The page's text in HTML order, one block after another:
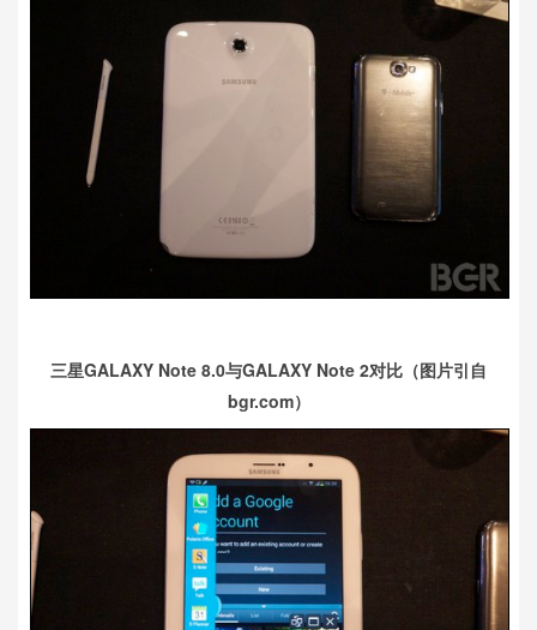
三星GALAXY Note 8.0与GALAXY Note 2对比（图片引自
bgr.com）